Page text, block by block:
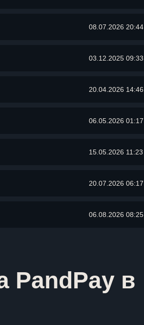
08.07.2026 20:44
03.12.2025 09:33
20.04.2026 14:46
06.05.2026 01:17
15.05.2026 11:23
20.07.2026 06:17
06.08.2026 08:25
PandPay в